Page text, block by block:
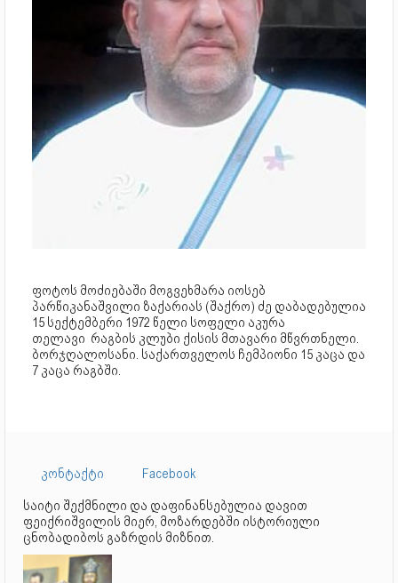
ფოტოს მოძიებაში მოგვეხმარა იოსებ
პარწიკანაშვილი ზაქარიას (შაქრო) ძე დაბადებულია
15 სექტემბერი 1972 წელი სოფელი აკურა
თელავი რაგბის კლუბი ქისის მთავარი მწვრთნელი.
ბორჯღალოსანი. საქართველოს ჩემპიონი 15 კაცა და
7 კაცა რაგბში.
კონტაქტი
Facebook
საიტი შექმნილი და დაფინანსებულია დავით
ფეიქრიშვილის მიერ, მოზარდებში ისტორიული
ცნობადიბოს გაზრდის მიზნით.